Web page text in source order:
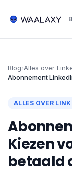
Blog›Alles over
Abonnement
ALLES OVER
Kiezen
betaald